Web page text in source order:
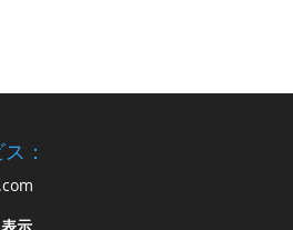
：